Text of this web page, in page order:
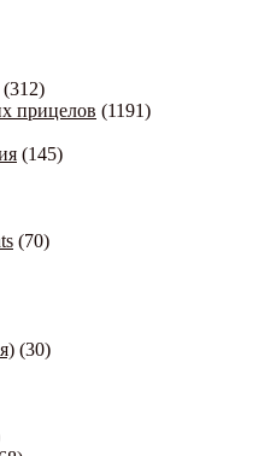
(312)
прицелов (1191)
(145)
(70)
(30)